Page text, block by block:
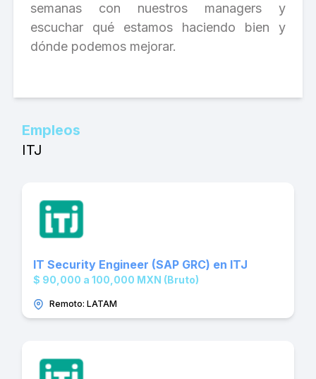
semanas con nuestros managers y
escuchar qué estamos haciendo bien y
dónde podemos mejorar.
Empleos
ITJ
IT Security Engineer (SAP GRC) en ITJ
$ 90,000 a 100,000 MXN (Bruto)
Remoto: LATAM